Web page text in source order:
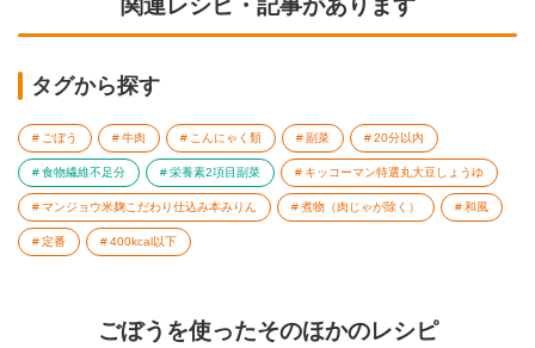
関連レシピ・記事があります
タグから探す
ごぼう 牛肉 こんにゃく類 副菜 20分以内
食物繊維不足分 栄養素2項目副菜 キッコーマン特選丸大豆しょうゆ
マンジョウ米麹こだわり仕込み本みりん 煮物（肉じゃが除く） 和風
定番 400kcal以下
ごぼうを使ったそのほかのレシピ